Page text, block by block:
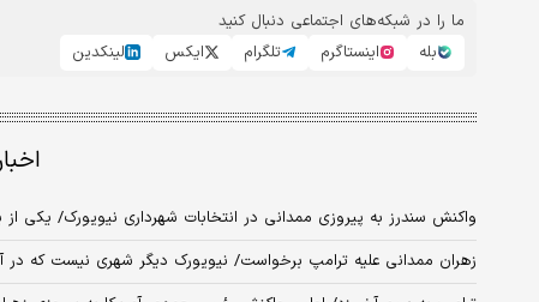
ما را در شبکه‌های اجتماعی دنبال کنید
بله
اینستاگرم تلگرام ایکس لینکدین
واکنش سندرز به پیروزی ممدانی در انتخابات شهرداری نیویورک/ یکی
زهران ممدانی علیه ترامپ برخواست/ نیویورک دیگر شهری نیست که در